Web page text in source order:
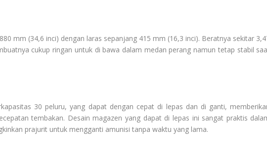
mm (34,6 inci) dengan laras sepanjang 415 mm (16,3 inci). Beratnya sekitar
cukup ringan untuk di bawa dalam medan perang namun tetap stabil
30 peluru, yang dapat dengan cepat di lepas dan di ganti,
tembakan. Desain magazen yang dapat di lepas ini sangat praktis
prajurit untuk mengganti amunisi tanpa waktu yang lama.